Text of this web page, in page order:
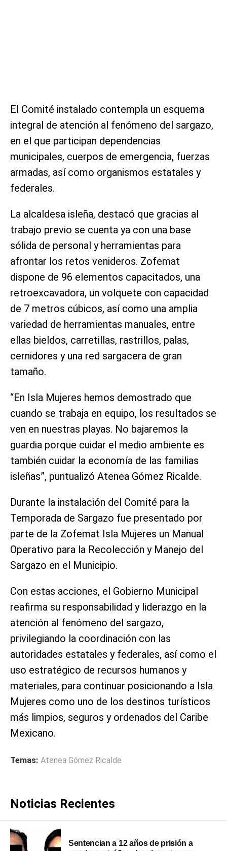
El Comité instalado contempla un esquema
integral de atención al fenómeno del sargazo,
en el que participan dependencias
municipales, cuerpos de emergencia, fuerzas
armadas, así como organismos estatales y
federales.
La alcaldesa isleña, destacó que gracias al
trabajo previo se cuenta ya con una base
sólida de personal y herramientas para
afrontar los retos venideros. Zofemat
dispone de 96 elementos capacitados, una
retroexcavadora, un volquete con capacidad
de 7 metros cúbicos, así como una amplia
variedad de herramientas manuales, entre
ellas bieldos, carretillas, rastrillos, palas,
cernidores y una red sargacera de gran
tamaño.
“En Isla Mujeres hemos demostrado que
cuando se trabaja en equipo, los resultados se
ven en nuestras playas. No bajaremos la
guardia porque cuidar el medio ambiente es
también cuidar la economía de las familias
isleñas”, puntualizó Atenea Gómez Ricalde.
Durante la instalación del Comité para la
Temporada de Sargazo fue presentado por
parte de la Zofemat Isla Mujeres un Manual
Operativo para la Recolección y Manejo del
Sargazo en el Municipio.
Con estas acciones, el Gobierno Municipal
reafirma su responsabilidad y liderazgo en la
atención al fenómeno del sargazo,
privilegiando la coordinación con las
autoridades estatales y federales, así como el
uso estratégico de recursos humanos y
materiales, para continuar posicionando a Isla
Mujeres como uno de los destinos turísticos
más limpios, seguros y ordenados del Caribe
Mexicano.
Temas: Atenea Gómez Ricalde
Noticias Recientes
Sentencian a 12 años de prisión a